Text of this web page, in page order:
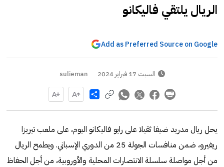
الريال يلتقي فاليكانو
Add as Preferred Source on Google
السبت 17 فبراير 2024 sulieman
Share
يحل ريال مدريد ضيفا ثقيلا على رايو فاليكانو اليوم، على ملعب تيريزا
ريفيرو، ضمن منافسات الجولة 25 من الدوري الإسباني. ويطمح الريال
من أجل مواصلة سلسلة الانتصارات المحلية والأوروبية، من أجل الحفاظ